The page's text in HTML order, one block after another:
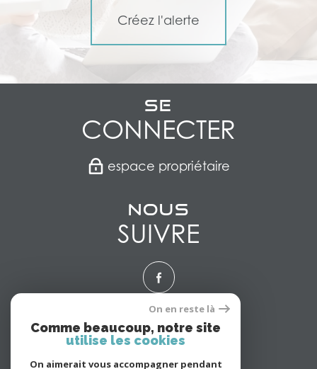
Créez l'alerte
Se
CONNECTER
espace propriétaire
Nous
SUIVRE
Nous
ADHÉRONS
On en reste là
Comme beaucoup, notre site
utilise les cookies
On aimerait vous accompagner pendant